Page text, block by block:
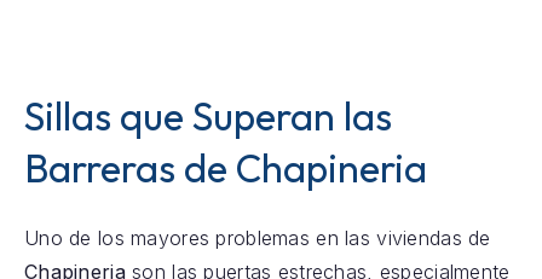
Sillas que Superan las
Barreras de Chapineria
Uno de los mayores problemas en las viviendas de
Chapineriason las puertas estrechas, especialmente